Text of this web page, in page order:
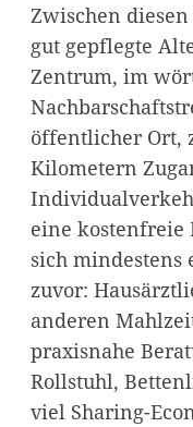
Zwischen
gut gepflegte
Zentrum, im
öffentlicher Ort,
Kilometern
eine kostenfreie
sich
zuvor:
anderen
praxisnahe
Rollstuhl,
viel Sharing-